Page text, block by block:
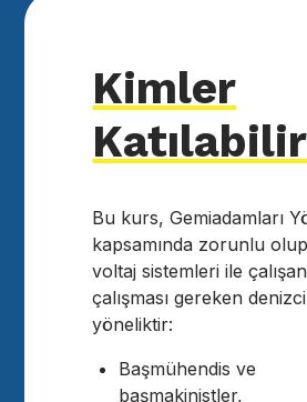
Kimler
Bu kurs, Gemiadamları
kapsamında zorunlu
voltaj sistemleri ile
çalışması gereken
yöneliktir:
Başmühendis ve
başmakinistler,